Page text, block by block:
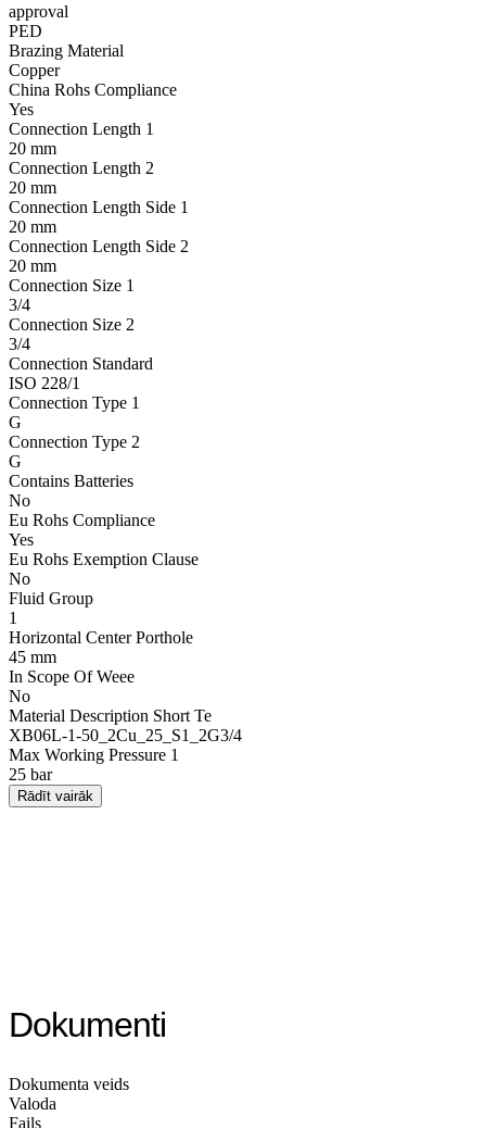
approval
PED
Brazing Material
Copper
China Rohs Compliance
Yes
Connection Length 1
20 mm
Connection Length 2
20 mm
Connection Length Side 1
20 mm
Connection Length Side 2
20 mm
Connection Size 1
3/4
Connection Size 2
3/4
Connection Standard
ISO 228/1
Connection Type 1
G
Connection Type 2
G
Contains Batteries
No
Eu Rohs Compliance
Yes
Eu Rohs Exemption Clause
No
Fluid Group
1
Horizontal Center Porthole
45 mm
In Scope Of Weee
No
Material Description Short Te
XB06L-1-50_2Cu_25_S1_2G3/4
Max Working Pressure 1
25 bar
Rādīt vairāk
Dokumenti
Dokumenta veids
Valoda
Fails